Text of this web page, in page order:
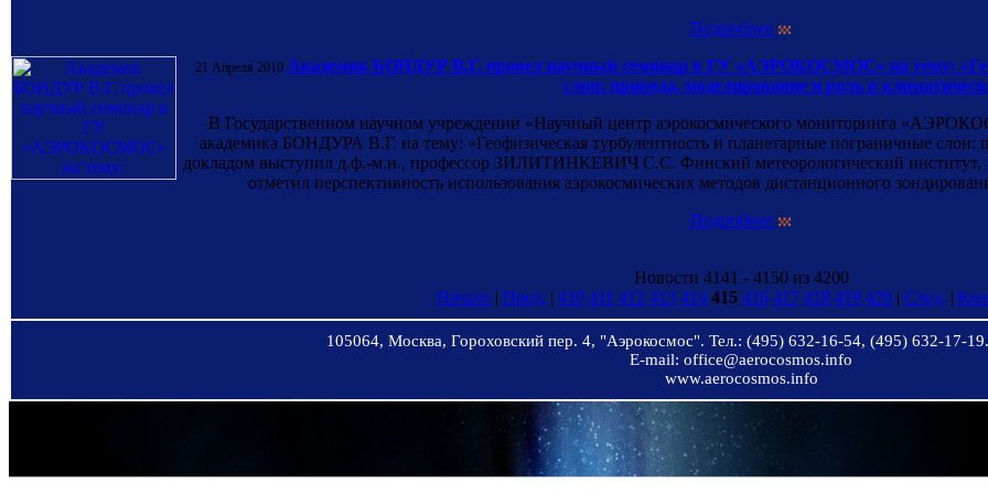
Подробнее
21 Апреля 2010 Академик БОНДУР В.Г. провел научный семинар в ГУ «АЭРОКОСМОС» на тему:
слои: природа, моделирование и роль в
В Государственном научном учреждении «Научный центр аэрокосмического мониторинга
академика БОНДУРА В.Г. на тему: «Геофизическая турбулентность и планетарные пограничные слои:
докладом выступил д.ф.-м.н., профессор ЗИЛИТИНКЕВИЧ С.С. Финский метеорологический
отметил перспективность использования аэрокосмических методов дистанционного
Подробнее
Новости 4141 - 4150 из 4200
Начало | Пред. | 410 411 412 413 414 415 416 417 418 419 420 | След. |
105064, Москва, Гороховский пер. 4, "Аэрокосмос". Тел.: (495) 632-16-54, (495) 632-17-
E-mail: office@aerocosmos.info
www.aerocosmos.info